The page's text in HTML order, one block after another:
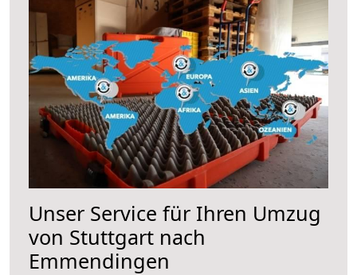
Unser Service für Ihren Umzug
von Stuttgart nach
Emmendingen